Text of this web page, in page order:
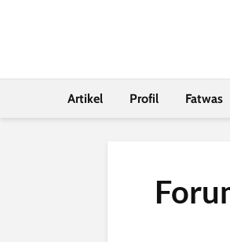
Artikel Profil Fatwas